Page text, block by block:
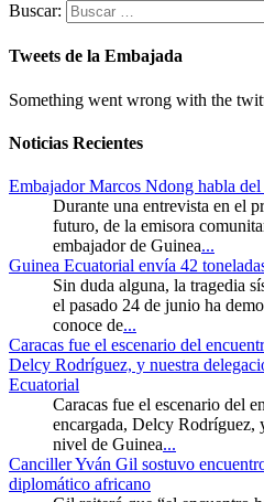
Buscar:
Tweets de la Embajada
Something went wrong with the
Noticias Recientes
Embajador Marcos Ndong habla
Durante una entrevista en el
futuro, de la emisora
embajador de Guinea...
Guinea Ecuatorial envía 42
Sin duda alguna, la tragedia
el pasado 24 de junio ha
conoce de...
Caracas fue el escenario del
Delcy Rodríguez, y nuestra
Ecuatorial
Caracas fue el escenario del
encargada, Delcy Rodríguez,
nivel de Guinea...
Canciller Yván Gil sostuvo
diplomático africano